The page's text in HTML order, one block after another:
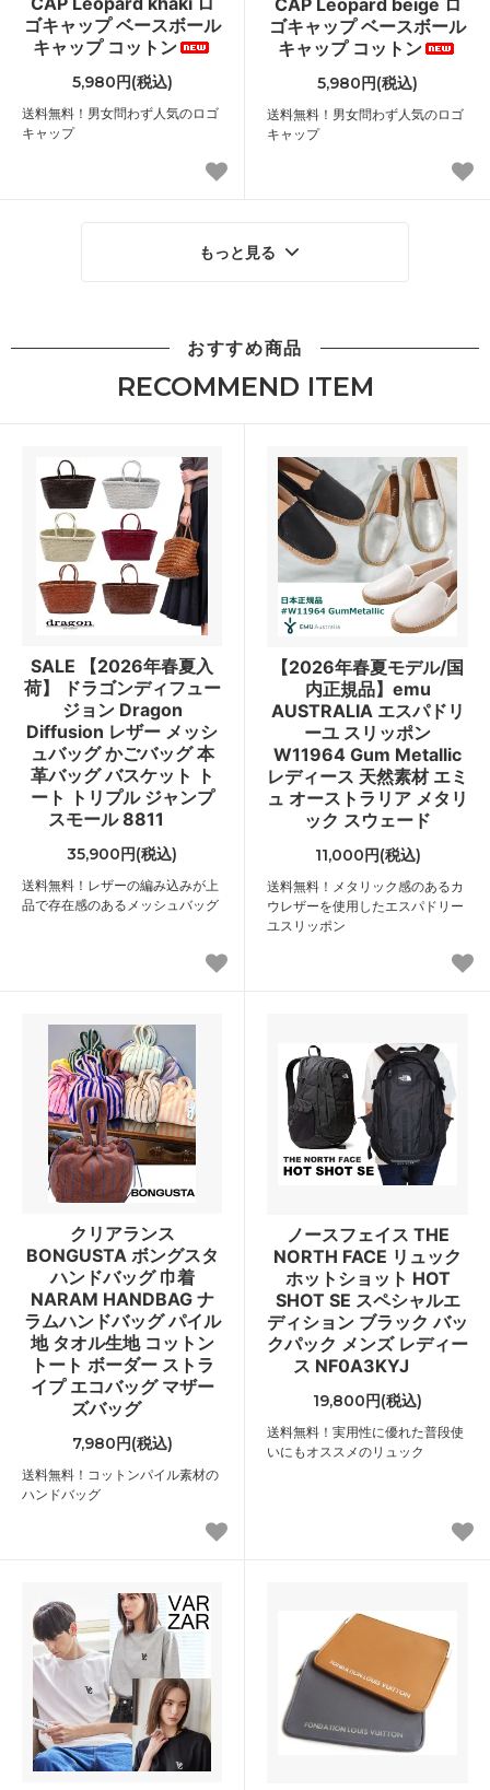
ゴキャップ ベースボール
キャップ コットン
5,980円(税込)
送料無料！男女問わず人気のロゴ
キャップ
ゴキャップ ベースボール
キャップ コットン
5,980円(税込)
送料無料！男女問わず人気のロゴ
キャップ
もっと見る
おすすめ商品
RECOMMEND ITEM
SALE 【2026年春夏入
荷】 ドラゴンディフュー
ジョン Dragon
Diffusion レザー メッシ
ュバッグ かごバッグ 本
革バッグ バスケット ト
ート トリプル ジャンプ
スモール 8811
35,900円(税込)
送料無料！レザーの編み込みが上
品で存在感のあるメッシュバッグ
【2026年春夏モデル/国
内正規品】emu
AUSTRALIA エスパドリ
ーユ スリッポン
W11964 Gum Metallic
レディース 天然素材 エミ
ュ オーストラリア メタリ
ック スウェード
11,000円(税込)
送料無料！メタリック感のあるカ
ウレザーを使用したエスパドリー
ユスリッポン
クリアランス
BONGUSTA ボングスタ
ハンドバッグ 巾着
NARAM HANDBAG ナ
ラムハンドバッグ パイル
地 タオル生地 コットン
トート ボーダー ストラ
イプ エコバッグ マザー
ズバッグ
7,980円(税込)
送料無料！コットンパイル素材の
ハンドバッグ
ノースフェイス THE
NORTH FACE リュック
ホットショット HOT
SHOT SE スペシャルエ
ディション ブラック バッ
クパック メンズ レディー
ス NF0A3KYJ
19,800円(税込)
送料無料！実用性に優れた普段使
いにもオススメのリュック